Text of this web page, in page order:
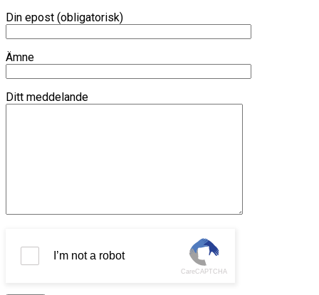
Din epost (obligatorisk)
Ämne
Ditt meddelande
I’m not a robot
CareCAPTCHA